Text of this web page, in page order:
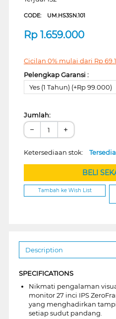
CODE: UM.HS3SN.101
Rp 1.659.000
Cicilan 0% mulai dari Rp
Pelengkap Garansi :
Yes (1 Tahun) (+Rp 99.000)
Jumlah:
− +
Ketersediaan stok: Tersedia
BELI
Tambah ke Wish List
Description
SPECIFICATIONS
Nikmati pengalaman
monitor 27 inci IPS
yang menghadirkan
setiap sudut pandang.